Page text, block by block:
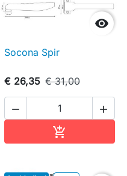

Socona Spir
€ 26,35 € 31,00
 
